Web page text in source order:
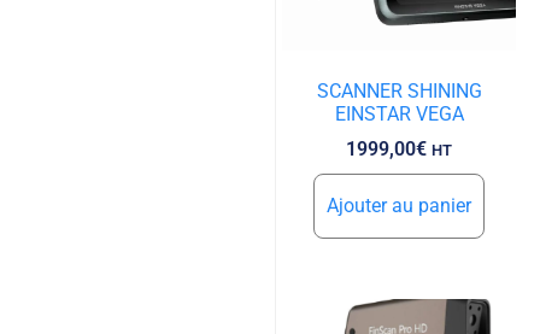
SCANNER SHINING
EINSTAR VEGA
1999,00€ HT
Ajouter au panier